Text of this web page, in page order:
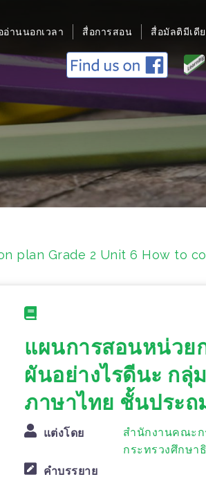
อ่านนอกเวลา สื่อการสอน สื่อมัลติมีเดีย
plan Grade 2 Unit 6 How to
แผนการสอนหน่วยก
ผันอย่างไรดีนะ กลุ่
ภาษาไทย ชั้นประถ
แต่งโดย
สำนักงานคณะ
กระทรวงศึกษา
คำบรรยาย